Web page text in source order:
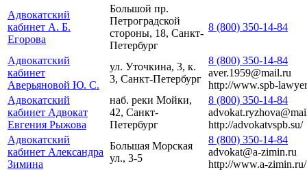
Адвокатский
кабинет А. Б.
Егорова
Большой пр.
Петроградской
стороны, 18, Санкт-
Петербург
8 (800) 350-14-84
Адвокатский
кабинет
Аверьяновой Ю. С.
ул. Уточкина, 3, к.
3, Санкт-Петербург
8 (800) 350-14-84
aver.1959@mail.ru
http://www.spb-
Адвокатский
кабинет Адвокат
Евгения Рыжова
наб. реки Мойки,
42, Санкт-
Петербург
8 (800) 350-14-84
http://advokatvspb.su/
Адвокатский
кабинет Александра
Зимина
Большая Морская
ул., 3-5
8 (800) 350-14-84
advokat@a-zimin.ru
http://www.a-zimin.ru/